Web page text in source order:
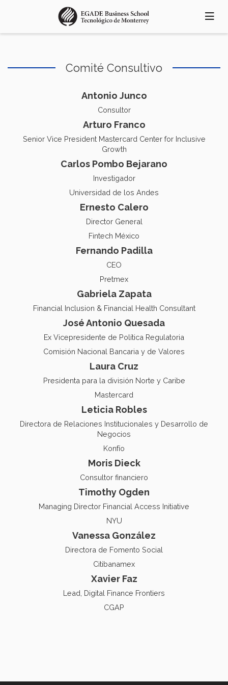
principal
Comité Consultivo
Antonio Junco
Consultor
Arturo Franco
Senior Vice President Mastercard Center for Inclusive
Growth
Carlos Pombo Bejarano
Investigador
Universidad de los Andes
Ernesto Calero
Director General
Fintech México
Fernando Padilla
CEO
Pretmex
Gabriela Zapata
Financial Inclusion & Financial Health Consultant
José Antonio Quesada
Ex Vicepresidente de Política Regulatoria
Comisión Nacional Bancaria y de Valores
Laura Cruz
Presidenta para la división Norte y Caribe
Mastercard
Leticia Robles
Directora de Relaciones Institucionales y Desarrollo de
Negocios
Konfío
Moris Dieck
Consultor financiero
Timothy Ogden
Managing Director Financial Access Initiative
NYU
Vanessa González
Directora de Fomento Social
Citibanamex
Xavier Faz
Lead, Digital Finance Frontiers
CGAP